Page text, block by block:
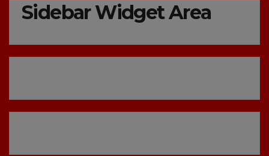
Sidebar Widget Area